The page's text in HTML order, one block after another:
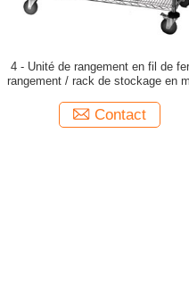
4 - Unité de rangement en fil de
rangement / rack de stockage en
Contact